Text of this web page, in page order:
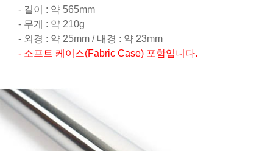
- 길이 : 약 565mm
- 무게 : 약 210g
- 외경 : 약 25mm / 내경 : 약 23mm
- 소프트 케이스(Fabric Case) 포함입니다.